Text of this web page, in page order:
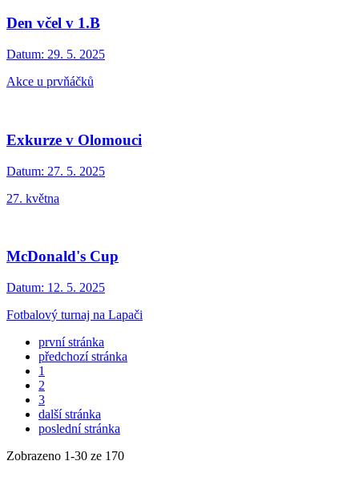
Den včel v 1.B
Datum: 29. 5. 2025
Akce u prvňáčků
Exkurze v Olomouci
Datum: 27. 5. 2025
27. května
McDonald's Cup
Datum: 12. 5. 2025
Fotbalový turnaj na Lapači
první stránka
předchozí stránka
1
2
3
další stránka
poslední stránka
Zobrazeno 1-30 ze 170